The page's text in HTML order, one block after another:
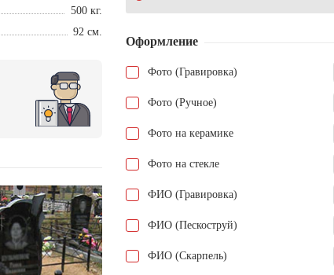
500 кг.
92 см.
Оформление
Фото (Гравировка)
Фото (Ручное)
Фото на керамике
Фото на стекле
ФИО (Гравировка)
ФИО (Пескоструй)
ФИО (Скарпель)